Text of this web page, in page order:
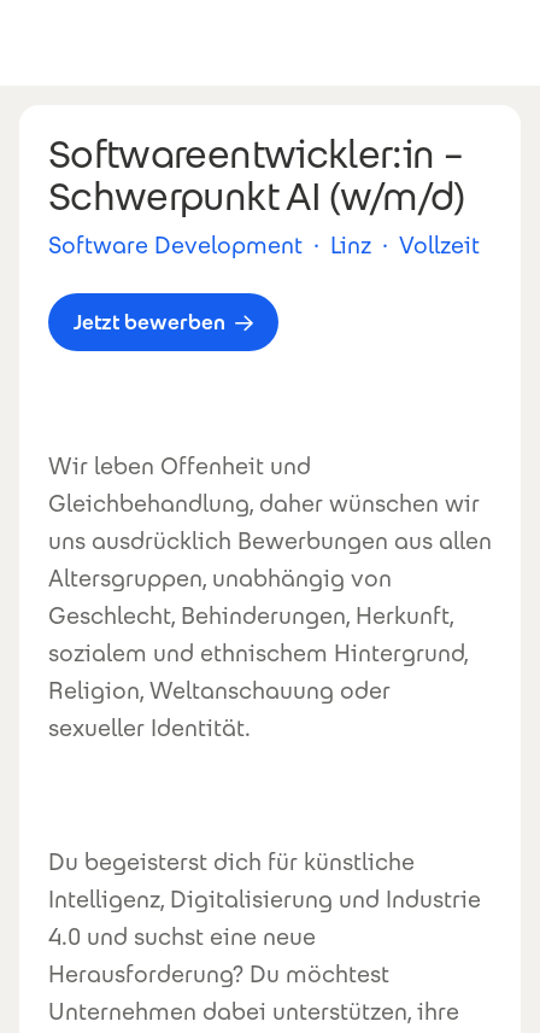
Softwareentwickler:in –
Schwerpunkt AI (w/m/d)
Software Development · Linz · Vollzeit
Jetzt bewerben
Wir leben Offenheit und
Gleichbehandlung, daher wünschen wir
uns ausdrücklich Bewerbungen aus allen
Altersgruppen, unabhängig von
Geschlecht, Behinderungen, Herkunft,
sozialem und ethnischem Hintergrund,
Religion, Weltanschauung oder
sexueller Identität.
Du begeisterst dich für künstliche
Intelligenz, Digitalisierung und Industrie
4.0 und suchst eine neue
Herausforderung? Du möchtest
Unternehmen dabei unterstützen, ihre